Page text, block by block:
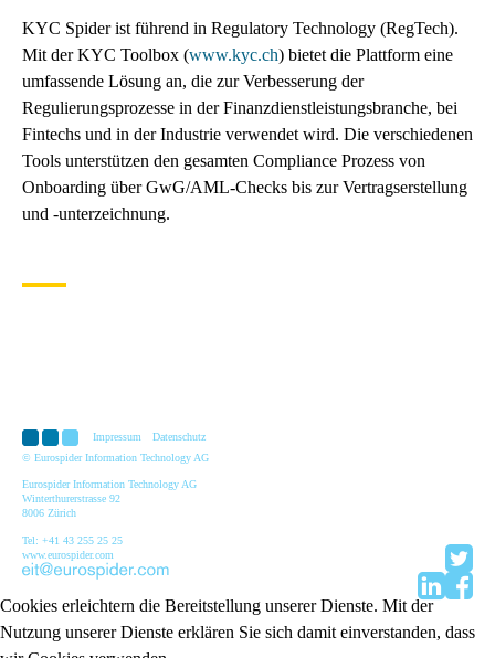
KYC Spider ist führend in Regulatory Technology (RegTech).
Mit der KYC Toolbox (www.kyc.ch) bietet die Plattform eine
umfassende Lösung an, die zur Verbesserung der
Regulierungsprozesse in der Finanzdienstleistungsbranche, bei
Fintechs und in der Industrie verwendet wird. Die verschiedenen
Tools unterstützen den gesamten Compliance Prozess von
Onboarding über GwG/AML-Checks bis zur Vertragserstellung
und -unterzeichnung.
Impressum
Datenschutz
© Eurospider Information Technology AG
Eurospider Information Technology AG
Winterthurerstrasse 92
8006 Zürich
Tel: +41 43 255 25 25
www.eurospider.com
Cookies erleichtern die Bereitstellung unserer Dienste. Mit der
Nutzung unserer Dienste erklären Sie sich damit einverstanden, dass